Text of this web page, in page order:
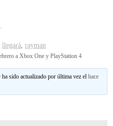
llegará,rayman
a Xbox One y PlayStation 4
ha sido actualizado por última vez elhace